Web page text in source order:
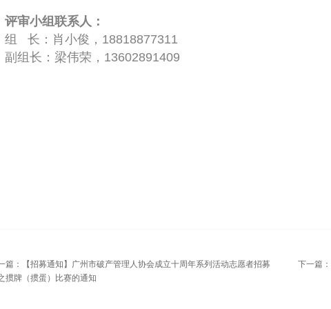
评审小组联系人：
组 长：肖小俊，18818877311
副组长：梁伟荣，13602891409
篇： 【招募通知】广州市破产管理人协会成立十周年系列活动志愿者招募 下一篇：
掼牌（掼蛋）比赛的通知